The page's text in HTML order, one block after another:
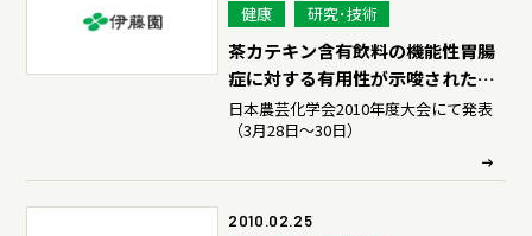
健康 研究･技術
茶カテキン含有飲料の機能性胃腸
症に対する有用性が示唆されたこ
とを確認
日本農芸化学会2010年度大会にて発表
（3月28日～30日）
2010.02.25